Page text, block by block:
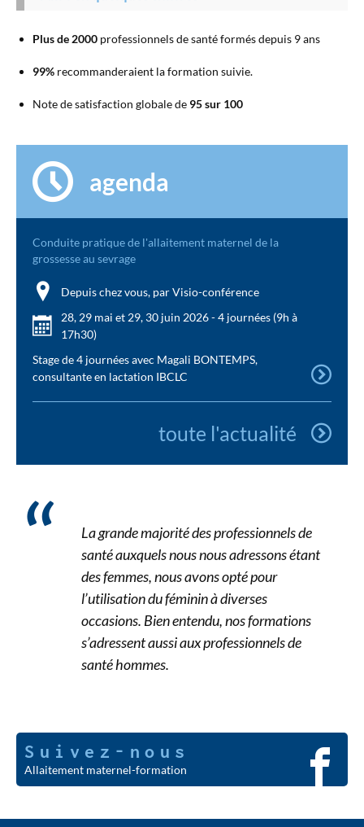
Plus de 2000 professionnels de santé formés depuis 9 ans
99% recommanderaient la formation suivie.
Note de satisfaction globale de 95 sur 100
agenda
Conduite pratique de l'allaitement maternel de la
grossesse au sevrage
Depuis chez vous, par Visio-conférence
28, 29 mai et 29, 30 juin 2026 - 4 journées (9h à
17h30)
Stage de 4 journées avec Magali BONTEMPS,
consultante en lactation IBCLC
toute l'actualité
La grande majorité des professionnels de
santé auxquels nous nous adressons étant
des femmes, nous avons opté pour
l’utilisation du féminin à diverses
occasions. Bien entendu, nos formations
s’adressent aussi aux professionnels de
santé hommes.
Suivez-nous
Allaitement maternel-formation